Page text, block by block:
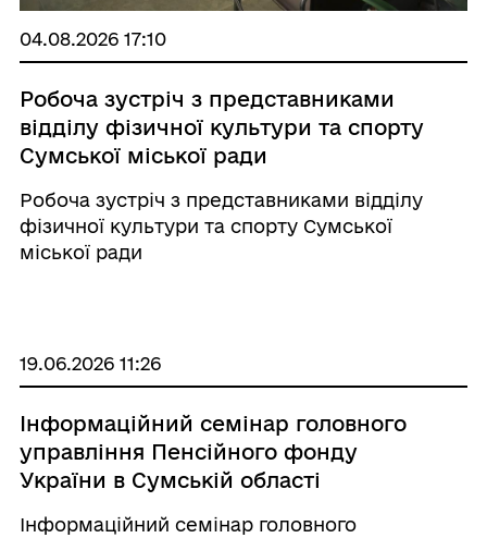
04.08.2026 17:10
Робоча зустріч з представниками
відділу фізичної культури та спорту
Сумської міської ради
Робоча зустріч з представниками відділу
фізичної культури та спорту Сумської
міської ради
19.06.2026 11:26
Інформаційний семінар головного
управління Пенсійного фонду
України в Сумській області
Інформаційний семінар головного